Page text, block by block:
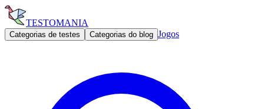
TESTOMANIA
Categorias de testes Categorias do blog Jogos